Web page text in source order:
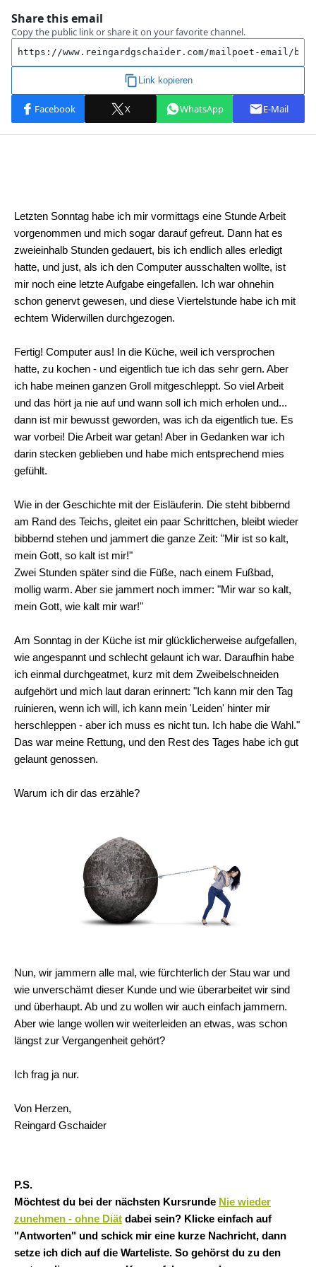
Letzten Sonntag habe ich mir vormittags eine Stunde Arbeit
vorgenommen und mich sogar darauf gefreut. Dann hat es
zweieinhalb Stunden gedauert, bis ich endlich alles erledigt
hatte, und just, als ich den Computer ausschalten wollte, ist
mir noch eine letzte Aufgabe eingefallen. Ich war ohnehin
schon genervt gewesen, und diese Viertelstunde habe ich mit
echtem Widerwillen durchgezogen.
Fertig! Computer aus! In die Küche, weil ich versprochen
hatte, zu kochen - und eigentlich tue ich das sehr gern. Aber
ich habe meinen ganzen Groll mitgeschleppt. So viel Arbeit
und das hört ja nie auf und wann soll ich mich erholen und...
dann ist mir bewusst geworden, was ich da eigentlich tue. Es
war vorbei! Die Arbeit war getan! Aber in Gedanken war ich
darin stecken geblieben und habe mich entsprechend mies
gefühlt.
Wie in der Geschichte mit der Eisläuferin. Die steht bibbernd
am Rand des Teichs, gleitet ein paar Schrittchen, bleibt wieder
bibbernd stehen und jammert die ganze Zeit: "Mir ist so kalt,
mein Gott, so kalt ist mir!"
Zwei Stunden später sind die Füße, nach einem Fußbad,
mollig warm. Aber sie jammert noch immer: "Mir war so kalt,
mein Gott, wie kalt mir war!"
Am Sonntag in der Küche ist mir glücklicherweise aufgefallen,
wie angespannt und schlecht gelaunt ich war. Daraufhin habe
ich einmal durchgeatmet, kurz mit dem Zweibelschneiden
aufgehört und mich laut daran erinnert: "Ich kann mir den Tag
ruinieren, wenn ich will, ich kann mein 'Leiden' hinter mir
herschleppen - aber ich muss es nicht tun. Ich habe die Wahl."
Das war meine Rettung, und den Rest des Tages habe ich gut
gelaunt genossen.
Warum ich dir das erzähle?
Nun, wir jammern alle mal, wie fürchterlich der Stau war und
wie unverschämt dieser Kunde und wie überarbeitet wir sind
und überhaupt. Ab und zu wollen wir auch einfach jammern.
Aber wie lange wollen wir weiterleiden an etwas, was schon
längst zur Vergangenheit gehört?
Ich frag ja nur.
Von Herzen,
Reingard Gschaider
P.S.
Möchtest du bei der nächsten Kursrunde Nie wieder
zunehmen - ohne Diät dabei sein? Klicke einfach auf
"Antworten" und schick mir eine kurze Nachricht, dann
setze ich dich auf die Warteliste. So gehörst du zu den